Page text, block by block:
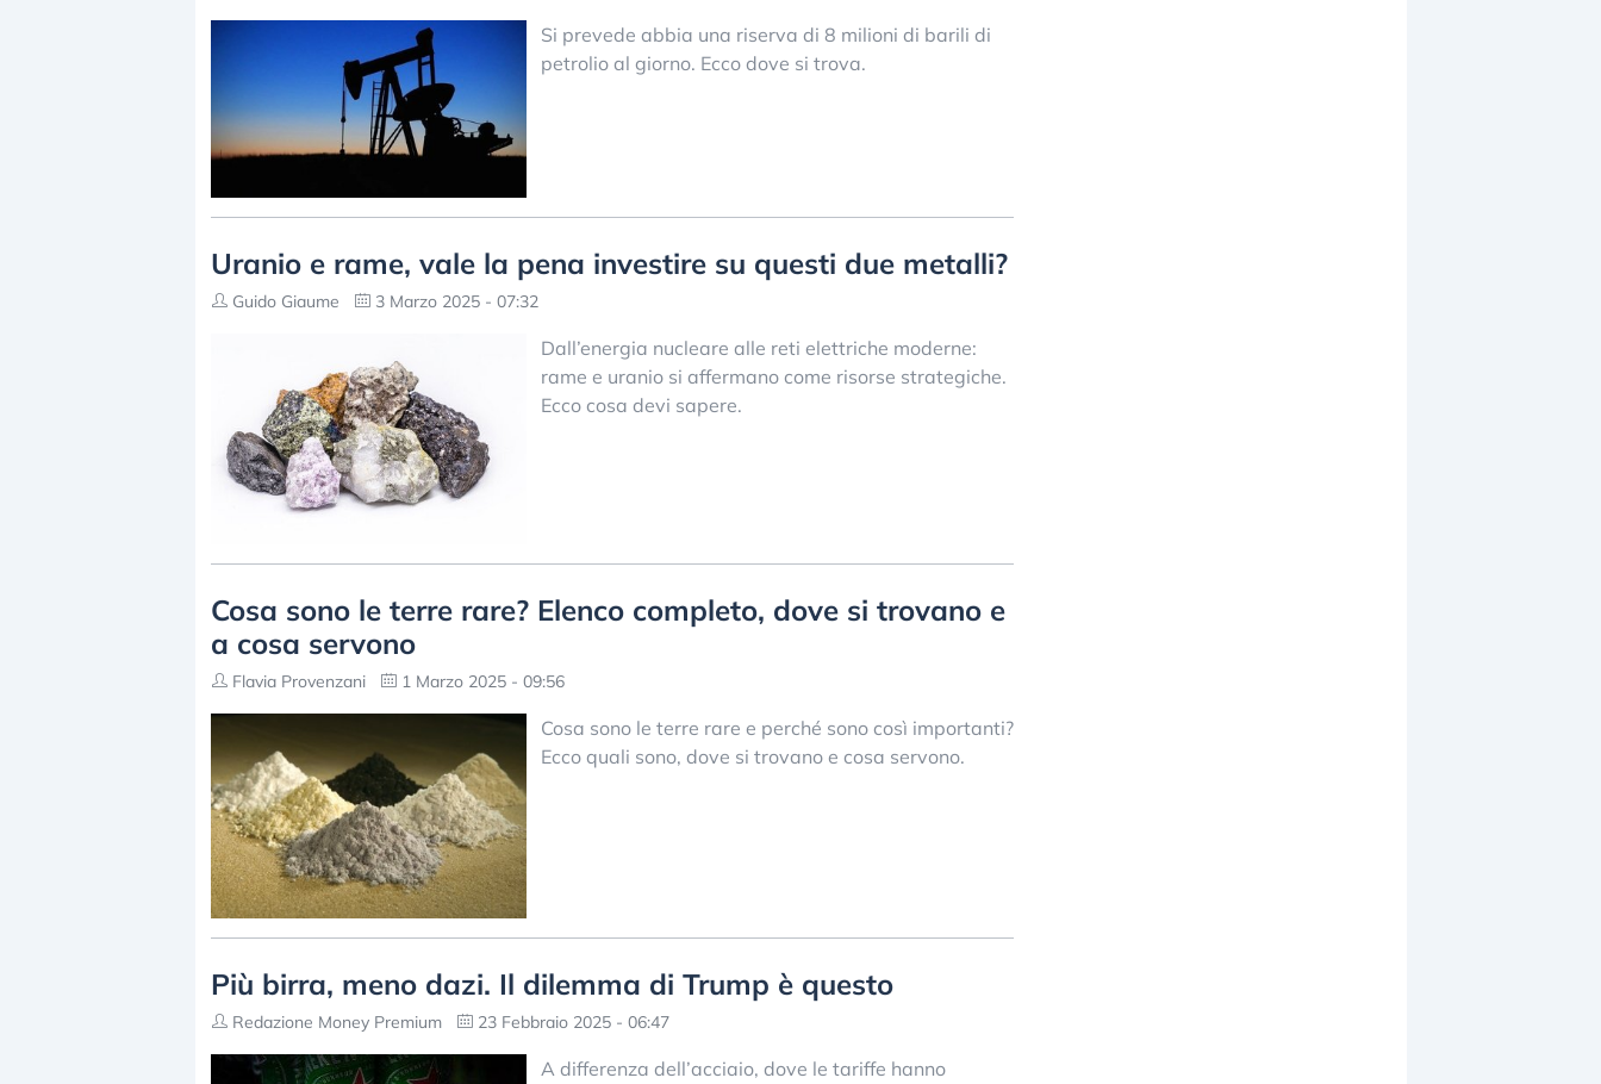
Si prevede abbia una riserva di 8 milioni di barili di
petrolio al giorno. Ecco dove si trova.
Uranio e rame, vale la pena investire su questi due metalli?
Guido Giaume 3 Marzo 2025 - 07:32
Dall’energia nucleare alle reti elettriche moderne:
rame e uranio si affermano come risorse strategiche.
Ecco cosa devi sapere.
Cosa sono le terre rare? Elenco completo, dove si trovano e
a cosa servono
Flavia Provenzani 1 Marzo 2025 - 09:56
Cosa sono le terre rare e perché sono così importanti?
Ecco quali sono, dove si trovano e cosa servono.
Più birra, meno dazi. Il dilemma di Trump è questo
Redazione Money Premium 23 Febbraio 2025 - 06:47
A differenza dell’acciaio, dove le tariffe hanno